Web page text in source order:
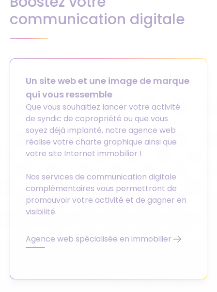
communication digitale
Un site web et une image de marque
qui vous ressemble
Que vous souhaitiez lancer votre activité
de syndic de copropriété ou que vous
soyez déjà implanté, notre agence web
réalise votre charte graphique ainsi que
votre site Internet immobilier !
Nos services de communication digitale
complémentaires vous permettront de
promouvoir votre activité et de gagner en
visibilité.
Agence web spécialisée en immobilier